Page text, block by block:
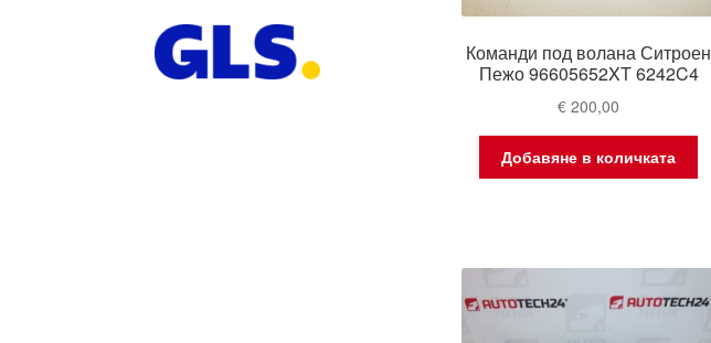
Команди под волана Ситроен
Пежо 96605652XT 6242C4
€ 200,00
Добавяне в количката